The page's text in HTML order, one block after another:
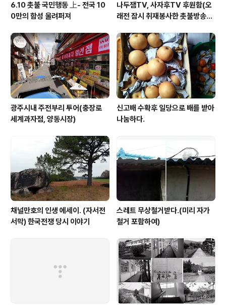
6.10 촛불 국민행동 上- 전국 10
0만의 함성 울려퍼져
나두잼TV, 사자후TV 후원함(오
래전 잠시 취재봉사한 촛불방송
광주시내 주전부리 투어(충장로
세계과자점, 양동시장)
신고배 수확후 일당으로 배를 받아
나눔하다.
채널만호의 인생 에세이. (자서전
서막) 한국전쟁 당시 이야기
스레트 무상철거받다.(미리 자가
철거 포함하여)